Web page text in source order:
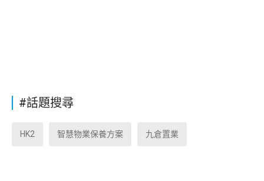
#話題搜尋
HK2 智慧物業保養方案 九倉置業